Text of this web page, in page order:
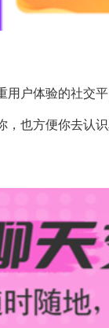
用户体验的社交
，也方便你去认